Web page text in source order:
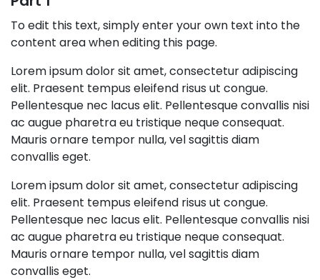
To edit this text, simply enter your own text into the
content area when editing this page.
Lorem ipsum dolor sit amet, consectetur adipiscing
elit. Praesent tempus eleifend risus ut congue.
Pellentesque nec lacus elit. Pellentesque convallis nisi
ac augue pharetra eu tristique neque consequat.
Mauris ornare tempor nulla, vel sagittis diam
convallis eget.
Lorem ipsum dolor sit amet, consectetur adipiscing
elit. Praesent tempus eleifend risus ut congue.
Pellentesque nec lacus elit. Pellentesque convallis nisi
ac augue pharetra eu tristique neque consequat.
Mauris ornare tempor nulla, vel sagittis diam
convallis eget.